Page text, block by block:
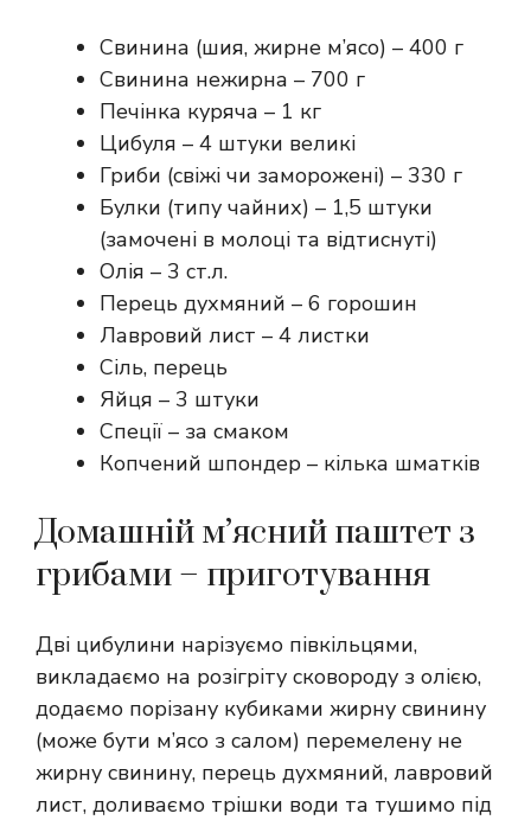
Свинина (шия, жирне м’ясо) – 400 г
Свинина нежирна – 700 г
Печінка куряча – 1 кг
Цибуля – 4 штуки великі
Гриби (свіжі чи заморожені) – 330 г
Булки (типу чайних) – 1,5 штуки
(замочені в молоці та відтиснуті)
Олія – 3 ст.л.
Перець духмяний – 6 горошин
Лавровий лист – 4 листки
Сіль, перець
Яйця – 3 штуки
Спеції – за смаком
Копчений шпондер – кілька шматків
Домашній м’ясний паштет з
грибами – приготування
Дві цибулини нарізуємо півкільцями,
викладаємо на розігріту сковороду з олією,
додаємо порізану кубиками жирну свинину
(може бути м’ясо з салом) перемелену не
жирну свинину, перець духмяний, лавровий
лист, доливаємо трішки води та тушимо під